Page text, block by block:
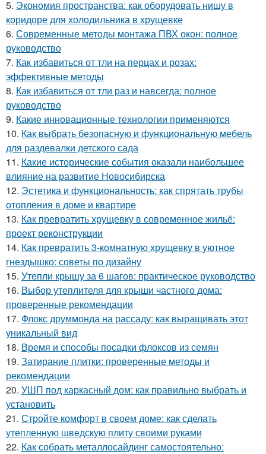
5. Экономия пространства: как оборудовать нишу в
коридоре для холодильника в хрущевке
6. Современные методы монтажа ПВХ окон: полное
руководство
7. Как избавиться от тли на перцах и розах:
эффективные методы
8. Как избавиться от тли раз и навсегда: полное
руководство
9. Какие инновационные технологии применяются
10. Как выбрать безопасную и функциональную мебель
для раздевалки детского сада
11. Какие исторические события оказали наибольшее
влияние на развитие Новосибирска
12. Эстетика и функциональность: как спрятать трубы
отопления в доме и квартире
13. Как превратить хрущевку в современное жильё:
проект реконструкции
14. Как превратить 3-комнатную хрущевку в уютное
гнездышко: советы по дизайну
15. Утепли крышу за 6 шагов: практическое руководство
16. Выбор утеплителя для крыши частного дома:
проверенные рекомендации
17. Флокс друммонда на рассаду: как выращивать этот
уникальный вид
18. Время и способы посадки флоксов из семян
19. Затирание плитки: проверенные методы и
рекомендации
20. УШП под каркасный дом: как правильно выбрать и
установить
21. Стройте комфорт в своем доме: как сделать
утепленную шведскую плиту своими руками
22. Как собрать металлосайдинг самостоятельно: